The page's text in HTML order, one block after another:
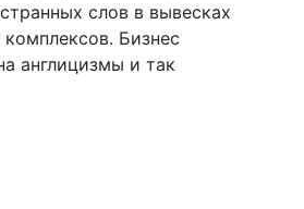
слов в вывесках
Бизнес
англицизмы и так